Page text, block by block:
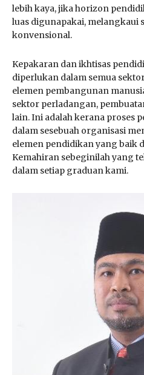
lebih kaya, jika horizon
luas digunapakai, melangkaui
konvensional.
Kepakaran dan ikhtisas
diperlukan dalam semua
elemen pembangunan
sektor perladangan,
lain. Ini adalah kerana proses
dalam sesebuah organisasi
elemen pendidikan yang baik
Kemahiran sebeginilah yang
dalam setiap graduan kami.